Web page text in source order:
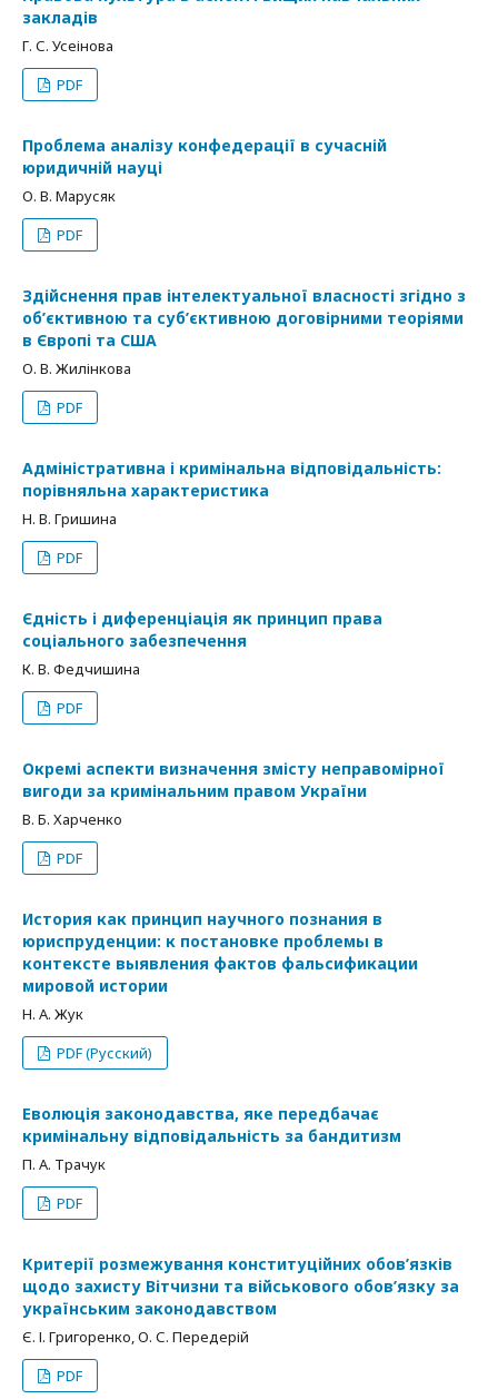
закладів
Г. С. Усеінова
PDF
Проблема аналізу конфедерації в сучасній
юридичній науці
О. В. Марусяк
PDF
Здійснення прав інтелектуальної власності згідно з
об’єктивною та суб’єктивною договірними теоріями
в Європі та США
О. В. Жилінкова
PDF
Адміністративна і кримінальна відповідальність:
порівняльна характеристика
Н. В. Гришина
PDF
Єдність і диференціація як принцип права
соціального забезпечення
К. В. Федчишина
PDF
Окремі аспекти визначення змісту неправомірної
вигоди за кримінальним правом України
В. Б. Харченко
PDF
История как принцип научного познания в
юриспруденции: к постановке проблемы в
контексте выявления фактов фальсификации
мировой истории
Н. А. Жук
PDF (Русский)
Еволюція законодавства, яке передбачає
кримінальну відповідальність за бандитизм
П. А. Трачук
PDF
Критерії розмежування конституційних обов’язків
щодо захисту Вітчизни та військового обов’язку за
українським законодавством
Є. І. Григоренко, О. С. Передерій
PDF